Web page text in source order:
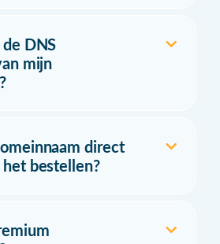
DNS
mijn
direct
bestellen?